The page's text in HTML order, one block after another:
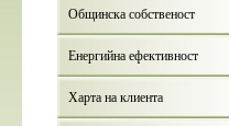
Общинска собственост
Енергийна ефективност
Харта на клиента